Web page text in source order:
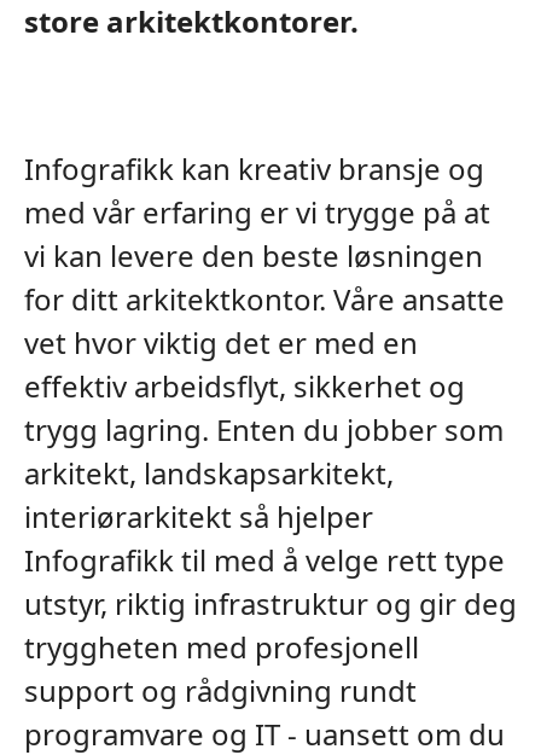
store arkitektkontorer.
Infografikk kan kreativ bransje og
med vår erfaring er vi trygge på at
vi kan levere den beste løsningen
for ditt arkitektkontor. Våre ansatte
vet hvor viktig det er med en
effektiv arbeidsflyt, sikkerhet og
trygg lagring. Enten du jobber som
arkitekt, landskapsarkitekt,
interiørarkitekt så hjelper
Infografikk til med å velge rett type
utstyr, riktig infrastruktur og gir deg
tryggheten med profesjonell
support og rådgivning rundt
programvare og IT - uansett om du